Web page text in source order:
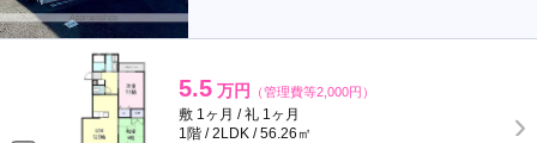
5.5 万円 （管理費等2,000円）
敷 1ヶ月 / 礼 1ヶ月
1階 / 2LDK / 56.26㎡